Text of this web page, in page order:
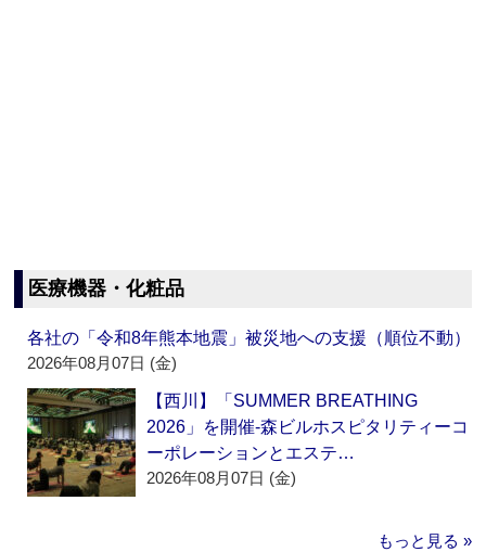
医療機器・化粧品
各社の「令和8年熊本地震」被災地への支援（順位不動）
2026年08月07日 (金)
【西川】「SUMMER BREATHING
2026」を開催‐森ビルホスピタリティーコ
ーポレーションとエステ…
2026年08月07日 (金)
もっと見る »